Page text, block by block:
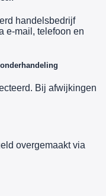
handelsbedrijf
e-mail, telefoon en
Bij afwijkingen
overgemaakt via